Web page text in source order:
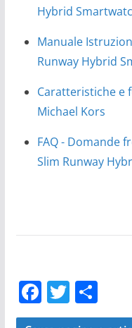
Hybrid
Manuale
Runway Hybrid
Caratteristiche e
Michael Kors
FAQ - Domande
Slim Runway
F
a
T
w
C
o